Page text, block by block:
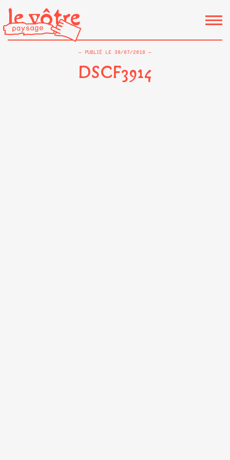
le vôtre
PUBLIÉ LE 30/07/2018
DSCF3914